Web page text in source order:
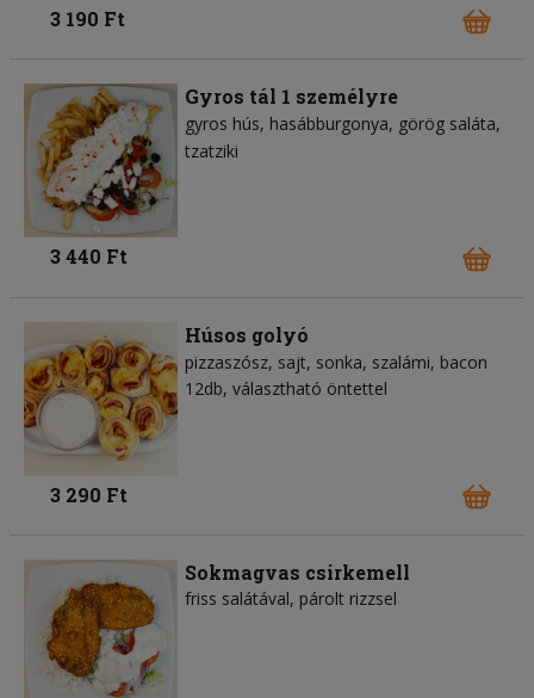
3 190 Ft
Gyros tál 1 személyre
gyros hús hasábburgonya görög saláta
tzatziki
3 440 Ft
Húsos golyó
pizzaszósz sajt sonka szalámi bacon
12db, választható öntettel
3 290 Ft
Sokmagvas csirkemell
friss salátával, párolt rizzsel